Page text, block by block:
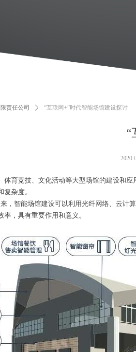
“
责任公司 ꄲ “互联网+”时代智能场馆建设探讨
体育竞技、文化活动等大型场馆的建设和
复杂度。
，智能场馆建设可以利用光纤网络、云
率，具有重要作用和意义。
2020-